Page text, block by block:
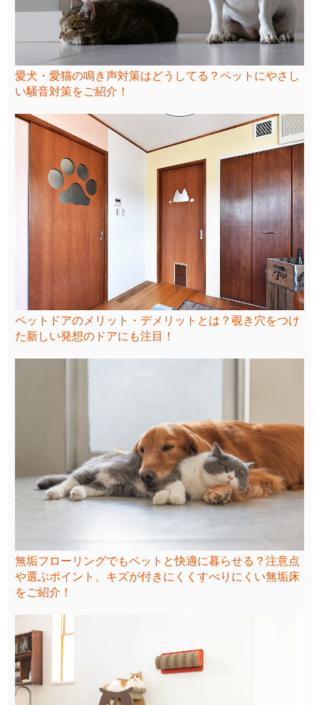
愛犬・愛猫の鳴き声対策はどうしてる？ペットにやさし
い騒音対策をご紹介！
ペットドアのメリット・デメリットとは？覗き穴をつけ
た新しい発想のドアにも注目！
無垢フローリングでもペットと快適に暮らせる？注意点
や選ぶポイント、キズが付きにくくすべりにくい無垢床
をご紹介！